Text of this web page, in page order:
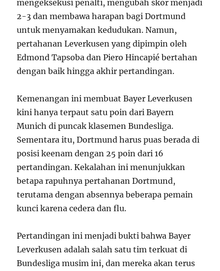
mengeksekusi penalti, mengubah skor menjadi
2-3 dan membawa harapan bagi Dortmund
untuk menyamakan kedudukan. Namun,
pertahanan Leverkusen yang dipimpin oleh
Edmond Tapsoba dan Piero Hincapié bertahan
dengan baik hingga akhir pertandingan.
Kemenangan ini membuat Bayer Leverkusen
kini hanya terpaut satu poin dari Bayern
Munich di puncak klasemen Bundesliga.
Sementara itu, Dortmund harus puas berada di
posisi keenam dengan 25 poin dari 16
pertandingan. Kekalahan ini menunjukkan
betapa rapuhnya pertahanan Dortmund,
terutama dengan absennya beberapa pemain
kunci karena cedera dan flu.
Pertandingan ini menjadi bukti bahwa Bayer
Leverkusen adalah salah satu tim terkuat di
Bundesliga musim ini, dan mereka akan terus